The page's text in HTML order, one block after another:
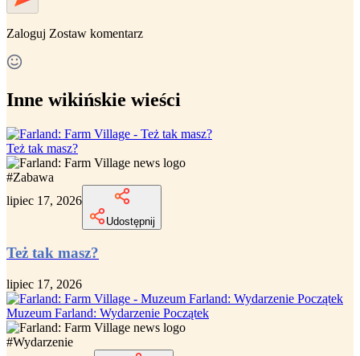
Zaloguj Zostaw komentarz
Inne wikińskie wieści
Też tak masz?
#Zabawa
lipiec 17, 2026
Udostępnij
Też tak masz?
lipiec 17, 2026
Muzeum Farland: Wydarzenie Początek
#Wydarzenie